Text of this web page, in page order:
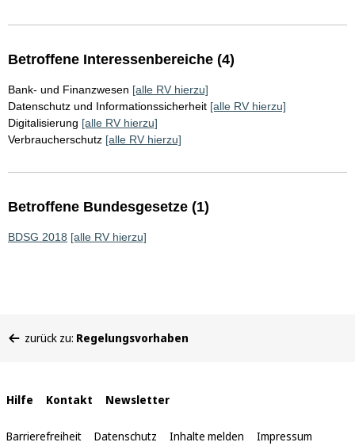
Betroffene Interessenbereiche (4)
Bank- und Finanzwesen [alle RV hierzu]
Datenschutz und Informationssicherheit [alle RV hierzu]
Digitalisierung [alle RV hierzu]
Verbraucherschutz [alle RV hierzu]
Betroffene Bundesgesetze (1)
BDSG 2018 [alle RV hierzu]
befinden
zurück zu: Regelungsvorhaben
Interne
Links
Hilfe Kontakt Newsletter
Barrierefreiheit Datenschutz Inhalte melden Impressum